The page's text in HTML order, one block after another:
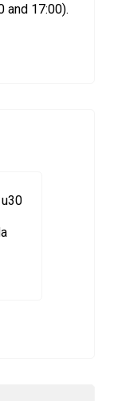
and 17:00).